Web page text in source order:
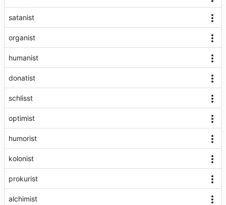
satanist
organist
humanist
donatist
schlisst
optimist
humorist
kolonist
prokurist
alchimist